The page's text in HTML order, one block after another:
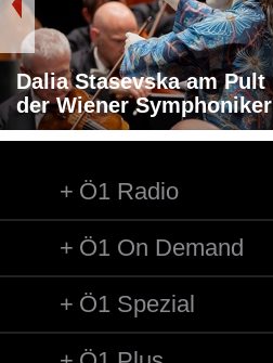
Dalia Stasevska am Pult
der Wiener Symphoniker
Ö1 Radio
Ö1 On Demand
Ö1 Spezial